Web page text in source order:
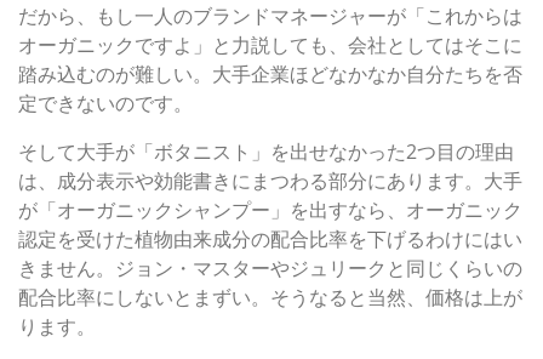
だから、もし一人のブランドマネージャーが「これからは
オーガニックですよ」と力説しても、会社としてはそこに
踏み込むのが難しい。大手企業ほどなかなか自分たちを否
定できないのです。
そして大手が「ボタニスト」を出せなかった2つ目の理由
は、成分表示や効能書きにまつわる部分にあります。大手
が「オーガニックシャンプー」を出すなら、オーガニック
認定を受けた植物由来成分の配合比率を下げるわけにはい
きません。ジョン・マスターやジュリークと同じくらいの
配合比率にしないとまずい。そうなると当然、価格は上が
ります。